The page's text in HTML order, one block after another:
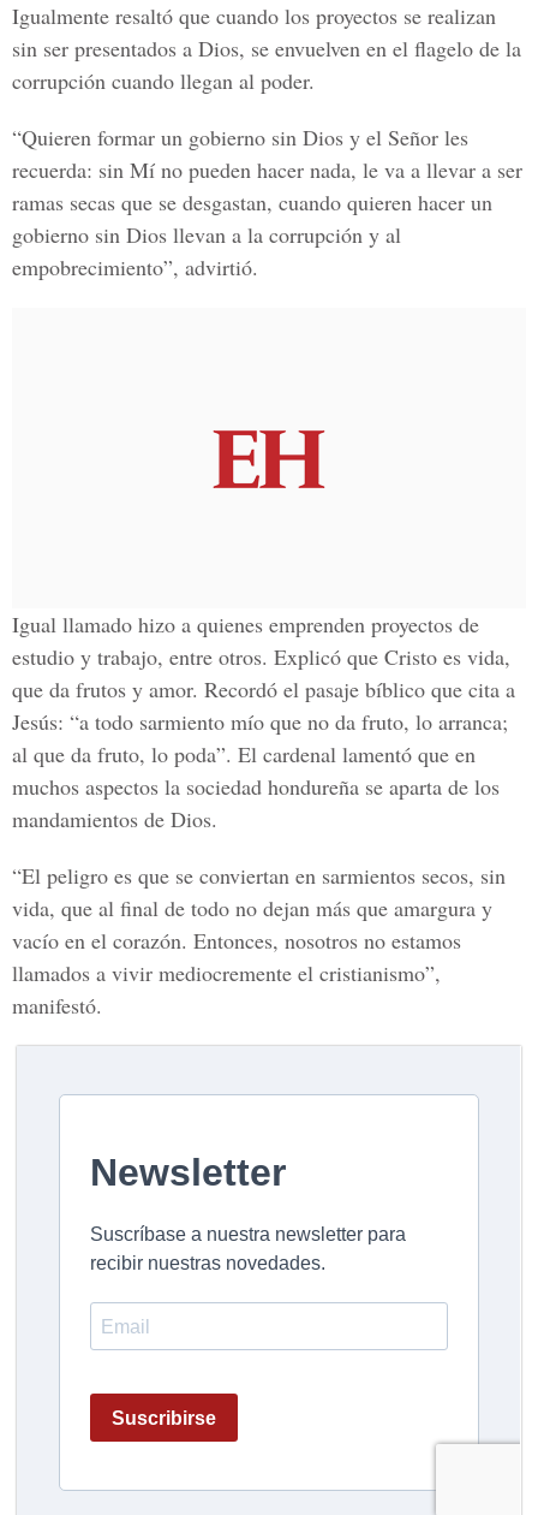
Igualmente resaltó que cuando los proyectos se realizan
sin ser presentados a Dios, se envuelven en el flagelo de la
corrupción cuando llegan al poder.
“Quieren formar un gobierno sin Dios y el Señor les
recuerda: sin Mí no pueden hacer nada, le va a llevar a ser
ramas secas que se desgastan, cuando quieren hacer un
gobierno sin Dios llevan a la corrupción y al
empobrecimiento”, advirtió.
Igual llamado hizo a quienes emprenden proyectos de
estudio y trabajo, entre otros. Explicó que Cristo es vida,
que da frutos y amor. Recordó el pasaje bíblico que cita a
Jesús: “a todo sarmiento mío que no da fruto, lo arranca;
al que da fruto, lo poda”. El cardenal lamentó que en
muchos aspectos la sociedad hondureña se aparta de los
mandamientos de Dios.
“El peligro es que se conviertan en sarmientos secos, sin
vida, que al final de todo no dejan más que amargura y
vacío en el corazón. Entonces, nosotros no estamos
llamados a vivir mediocremente el cristianismo”,
manifestó.